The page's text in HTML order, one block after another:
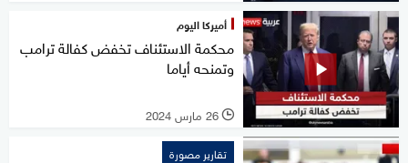
أميركا اليوم
محكمة الاستئناف تخفض كفالة ترامب
وتمنحه أياما
l 26 مارس 2024
تقارير مصورة